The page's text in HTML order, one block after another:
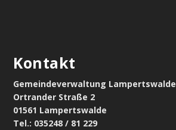
Kontakt
Gemeindeverwaltung Lampertswalde
Ortrander Straße 2
01561 Lampertswalde
Tel.: 035248 / 81 229